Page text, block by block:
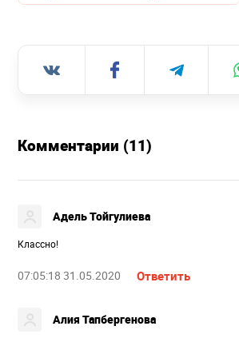
Комментарии (11)
Адель Тойгулиева
Классно!
07:05:18 31.05.2020 Ответить
Алия Тапбергенова